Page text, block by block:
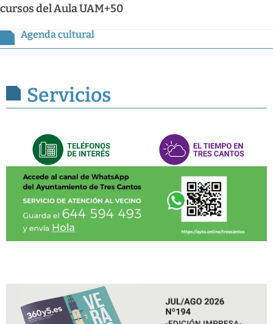
cursos del Aula UAM+50
Agenda cultural
Servicios